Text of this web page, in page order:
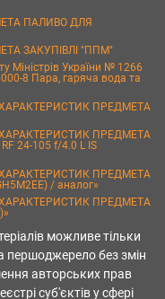
ПАЛИВО ДЛЯ
ЗАКУПІВЛІ "ППМ"
Міністрів України № 1266
8 Пара, гаряча вода та
ПРЕДМЕТА
ПРЕДМЕТА
24-105 f/4.0 L IS
ПРЕДМЕТА
/ аналог»
ПРЕДМЕТА
можливе тільки
першоджерело без змін
авторських прав
суб'єктів у сфері